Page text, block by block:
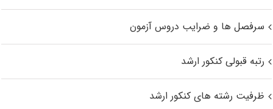
سرفصل ها و ضرایب دروس آزمون
رتبه قبولی کنکور ارشد
ظرفیت رشته های کنکور ارشد